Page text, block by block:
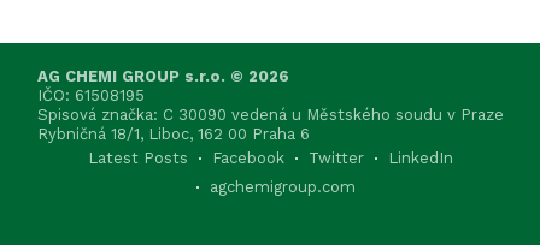
AG CHEMI GROUP s.r.o. © 2026
IČO: 61508195
Spisová značka: C 30090 vedená u Městského soudu v Praze
Rybničná 18/1, Liboc, 162 00 Praha 6
Latest Posts
Facebook Twitter
LinkedIn
agchemigroup.com